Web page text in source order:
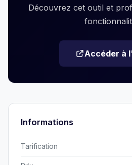
Découvrez cet outil et
Accéder à
Informations
Tarification